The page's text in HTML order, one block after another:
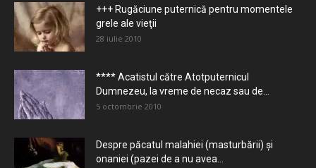
+++ Rugăciune puternică pentru momentele
grele ale vieţii
28 iulie 2010
**** Acatistul către Atotputernicul
Dumnezeu, la vreme de necaz sau de...
5 octombrie 2010
Despre păcatul malahiei (masturbării) şi
onaniei (pazei de a nu avea...